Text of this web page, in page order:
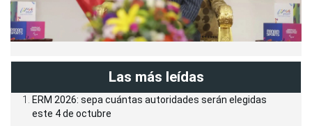
Las más leídas
ERM 2026: sepa cuántas autoridades serán elegidas
este 4 de octubre